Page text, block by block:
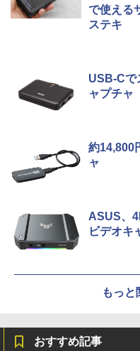
で使える
ステキ
USB-Cで
ャプチャ
約14,800
ャ
ASUS、
ビデオキ
もっと
おすすめ記事